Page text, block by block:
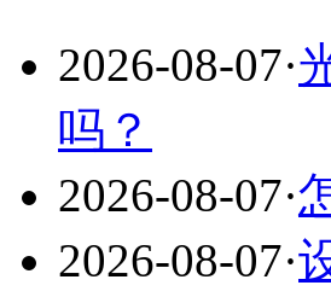
2026-08-07·
吗？
2026-08-07·
2026-08-07·